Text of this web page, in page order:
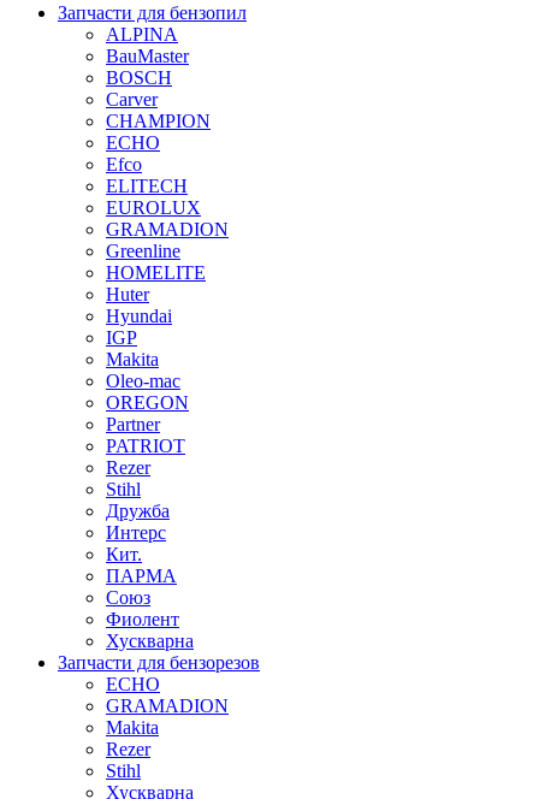
Запчасти для бензопил
ALPINA
BauMaster
BOSCH
Carver
CHAMPION
ECHO
Efco
ELITECH
EUROLUX
GRAMADION
Greenline
HOMELITE
Huter
Hyundai
IGP
Makita
Oleo-mac
OREGON
Partner
PATRIOT
Rezer
Stihl
Дружба
Интерс
Кит.
ПАРМА
Союз
Фиолент
Хускварна
Запчасти для бензорезов
ECHO
GRAMADION
Makita
Rezer
Stihl
Хускварна